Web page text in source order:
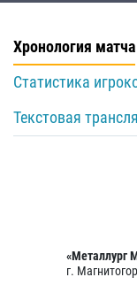
Хронология матча
Статистика
Текстовая
«Металлург
г.